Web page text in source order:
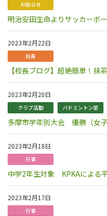
お知らせ
明治安田生命よりサッカーボ
2023年2月22日
校長
【校長ブログ】超絶簡単！抹
2023年2月20日
クラブ活動 バドミントン部
多摩市学年別大会 優勝（女子
2023年2月18日
行事
中学2年生対象 KPKAによる
2023年2月17日
行事